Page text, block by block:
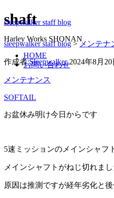
sleepwalker staff blog
Harley Works SHONAN
HOME
お問い合わせ
shaft
sleepwalker staff blog> メンテナ
作成者:Sleepwalker 2024年8月20
メンテナンス
SOFTAIL
お盆休み明け今日からです
5速ミッションのメインシャフ
メインシャフトがねじ切れまし
原因は推測ですが経年劣化と